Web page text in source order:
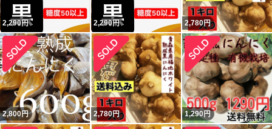
2,290円 2,290円 2,780円
2,800円 2,780円 1,290円